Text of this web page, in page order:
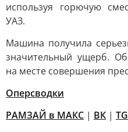
используя горючую
УАЗ.
Машина получила
значительный ущерб.
на месте совершения
Оперсводки
РАМЗАЙ в МАКС | ВК | TG